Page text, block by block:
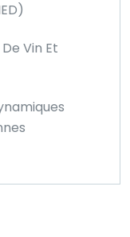
Vin Et